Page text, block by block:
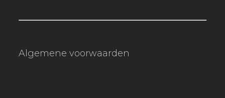
Algemene voorwaarden